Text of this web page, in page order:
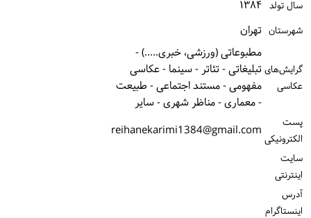
سال تولد ۱۳۸۴
شهرستان تهران
گرایش‌های
عکاسی
مطبوعاتی (ورزشی، خبری.....) -
تبلیغاتی - تئاتر - سینما - عکاسی
مفهومی - مستند اجتماعی - طبیعت
- معماری - مناظر شهری - سایر
پست
الكترونیكی reihanekarimi1384@gmail.com
سایت
اینترنتی
آدرس
اینستاگرام